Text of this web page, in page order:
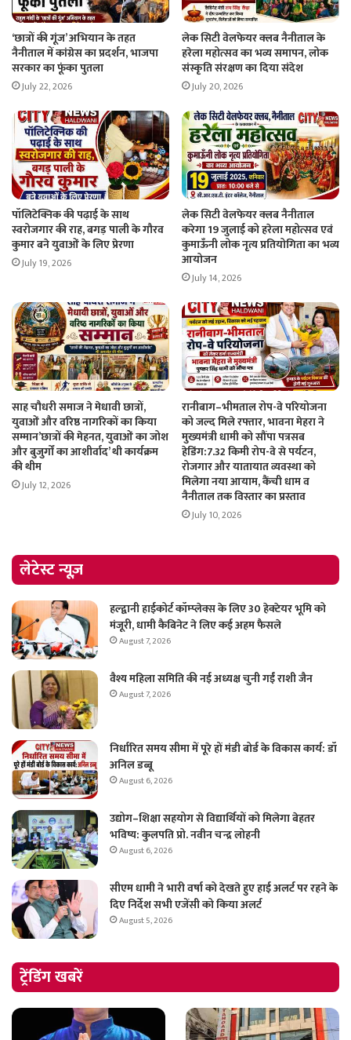
‘छात्रों की गूंज’ अभियान के तहत
नैनीताल में कांग्रेस का प्रदर्शन, भाजपा
सरकार का फूंका पुतला
July 22, 2026
लेक सिटी वेलफेयर क्लब नैनीताल के
हरेला महोत्सव का भव्य समापन, लोक
संस्कृति संरक्षण का दिया संदेश
July 20, 2026
पॉलिटेक्निक की पढ़ाई के साथ
स्वरोजगार की राह, बगड़ पाली के गौरव
कुमार बने युवाओं के लिए प्रेरणा
July 19, 2026
लेक सिटी वेलफेयर क्लब नैनीताल
करेगा 19 जुलाई को हरेला महोत्सव एवं
कुमाऊँनी लोक नृत्य प्रतियोगिता का भव्य
आयोजन
July 14, 2026
साह चौधरी समाज ने मेधावी छात्रों,
युवाओं और वरिष्ठ नागरिकों का किया
सम्मान’छात्रों की मेहनत, युवाओं का जोश
और बुजुर्गों का आशीर्वाद’ थी कार्यक्रम
की थीम
July 12, 2026
रानीबाग–भीमताल रोप-वे परियोजना
को जल्द मिले रफ्तार, भावना मेहरा ने
मुख्यमंत्री धामी को सौंपा पत्रसब
हेडिंग:7.32 किमी रोप-वे से पर्यटन,
रोजगार और यातायात व्यवस्था को
मिलेगा नया आयाम, कैंची धाम व
नैनीताल तक विस्तार का प्रस्ताव
July 10, 2026
लेटेस्ट न्यूज़
हल्द्वानी हाईकोर्ट कॉम्प्लेक्स के लिए 30 हेक्टेयर भूमि को
मंजूरी, धामी कैबिनेट ने लिए कई अहम फैसले
August 7, 2026
वैश्य महिला समिति की नई अध्यक्ष चुनी गईं राशी जैन
August 7, 2026
निर्धारित समय सीमा में पूरे हों मंडी बोर्ड के विकास कार्य: डॉ
अनिल डब्बू
August 6, 2026
उद्योग–शिक्षा सहयोग से विद्यार्थियों को मिलेगा बेहतर
भविष्य: कुलपति प्रो. नवीन चन्द्र लोहनी
August 6, 2026
सीएम धामी ने भारी वर्षा को देखते हुए हाई अलर्ट पर रहने के
दिए निर्देश सभी एजेंसी को किया अलर्ट
August 5, 2026
ट्रेंडिंग खबरें